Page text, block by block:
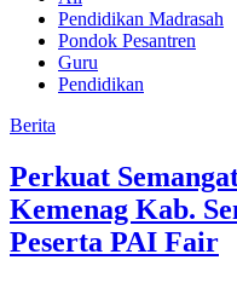
Pendidikan Madrasah
Pondok Pesantren
Guru
Pendidikan
Berita
Perkuat
Kemenag Kab.
Peserta PAI Fair